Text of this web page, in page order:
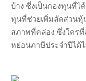
บ้าง ซึ่งเป็นกองทุนที่ไ
ทุนที่ช่วยเพิ่มสัดส่วนหุ้
สภาพที่คล่อง ซึ่งใคร
หย่อนภาษีประจำปีได้ไ